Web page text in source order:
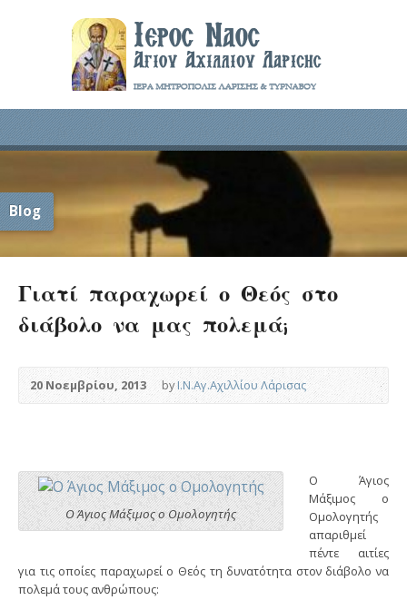
Blog
Γιατί παραχωρεί ο Θεός στο
διάβολο να μας πολεμά;
20 Νοεμβρίου, 2013 byΙ.Ν.Αγ.Αχιλλίου Λάρισας
Ο Άγιος Μάξιμος ο Ομολογητής
Ο Άγιος
Μάξιμος ο
Ομολογητής
απαριθμεί
πέντε αιτίες
για τις οποίες παραχωρεί ο Θεός τη δυνατότητα στον διάβολο να
πολεμά τους ανθρώπους: